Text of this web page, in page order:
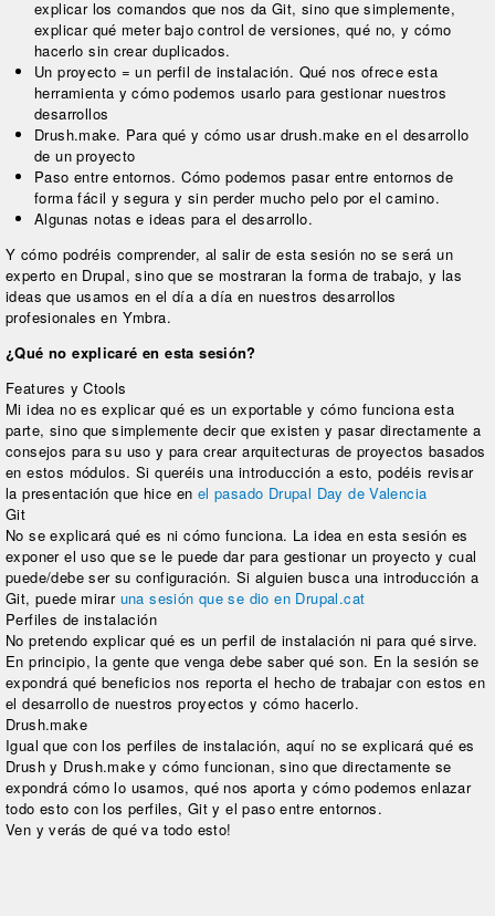
explicar los comandos que nos da Git, sino que simplemente,
explicar qué meter bajo control de versiones, qué no, y cómo
hacerlo sin crear duplicados.
Un proyecto = un perfil de instalación. Qué nos ofrece esta
herramienta y cómo podemos usarlo para gestionar nuestros
desarrollos
Drush.make. Para qué y cómo usar drush.make en el desarrollo
de un proyecto
Paso entre entornos. Cómo podemos pasar entre entornos de
forma fácil y segura y sin perder mucho pelo por el camino.
Algunas notas e ideas para el desarrollo.
Y cómo podréis comprender, al salir de esta sesión no se será un
experto en Drupal, sino que se mostraran la forma de trabajo, y las
ideas que usamos en el día a día en nuestros desarrollos
profesionales en Ymbra.
¿Qué no explicaré en esta sesión?
Features y Ctools
Mi idea no es explicar qué es un exportable y cómo funciona esta
parte, sino que simplemente decir que existen y pasar directamente a
consejos para su uso y para crear arquitecturas de proyectos basados
en estos módulos. Si queréis una introducción a esto, podéis revisar
la presentación que hice en el pasado Drupal Day de Valencia
Git
No se explicará qué es ni cómo funciona. La idea en esta sesión es
exponer el uso que se le puede dar para gestionar un proyecto y cual
puede/debe ser su configuración. Si alguien busca una introducción a
Git, puede mirar una sesión que se dio en Drupal.cat
Perfiles de instalación
No pretendo explicar qué es un perfil de instalación ni para qué sirve.
En principio, la gente que venga debe saber qué son. En la sesión se
expondrá qué beneficios nos reporta el hecho de trabajar con estos en
el desarrollo de nuestros proyectos y cómo hacerlo.
Drush.make
Igual que con los perfiles de instalación, aquí no se explicará qué es
Drush y Drush.make y cómo funcionan, sino que directamente se
expondrá cómo lo usamos, qué nos aporta y cómo podemos enlazar
todo esto con los perfiles, Git y el paso entre entornos.
Ven y verás de qué va todo esto!